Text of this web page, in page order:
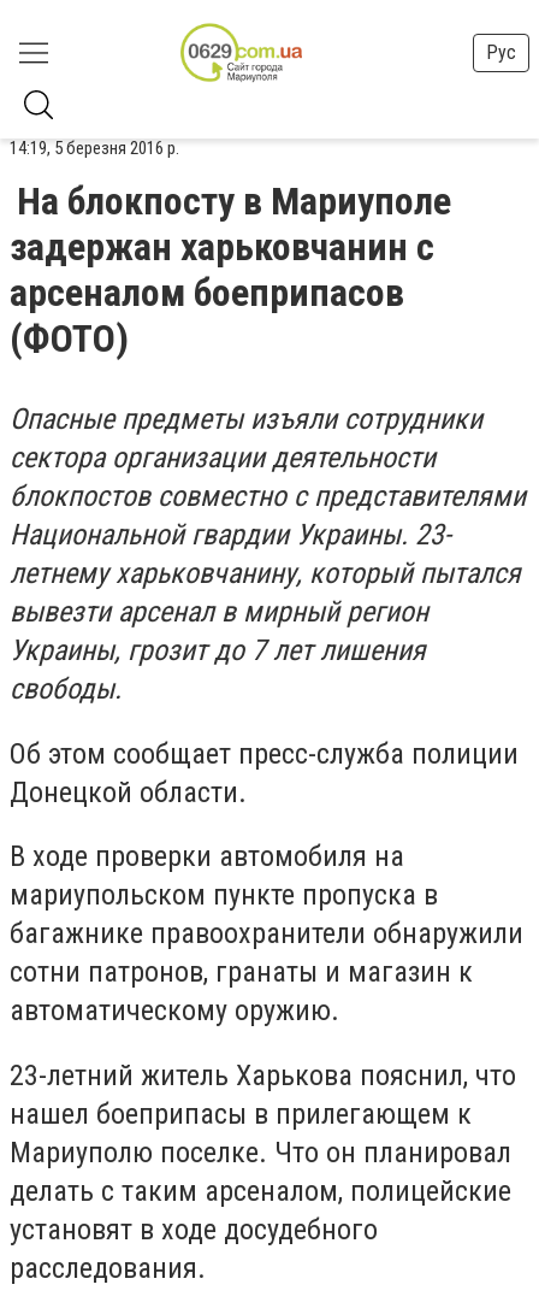
Рус
14:19, 5 березня 2016 р.
На блокпосту в Мариуполе
задержан харьковчанин с
арсеналом боеприпасов
(ФОТО)
Опасные предметы изъяли сотрудники
сектора организации деятельности
блокпостов совместно с представителями
Национальной гвардии Украины. 23-
летнему харьковчанину, который пытался
вывезти арсенал в мирный регион
Украины, грозит до 7 лет лишения
свободы.
Об этом сообщает пресс-служба полиции
Донецкой области.
В ходе проверки автомобиля на
мариупольском пункте пропуска в
багажнике правоохранители обнаружили
сотни патронов, гранаты и магазин к
автоматическому оружию.
23-летний житель Харькова пояснил, что
нашел боеприпасы в прилегающем к
Мариуполю поселке. Что он планировал
делать с таким арсеналом, полицейские
установят в ходе досудебного
расследования.